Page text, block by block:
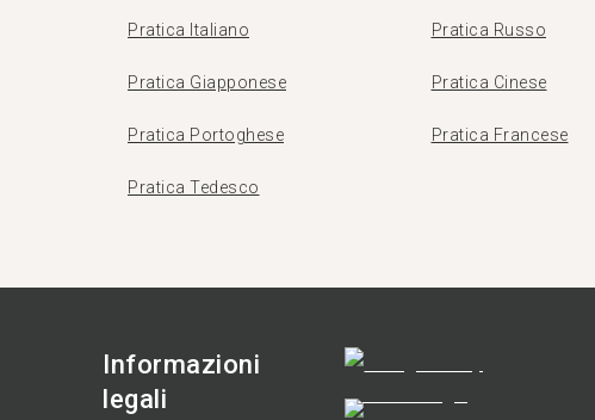
Pratica Italiano Pratica Russo
Pratica Giapponese Pratica Cinese
Pratica Portoghese Pratica Francese
Pratica Tedesco
Informazioni
legali